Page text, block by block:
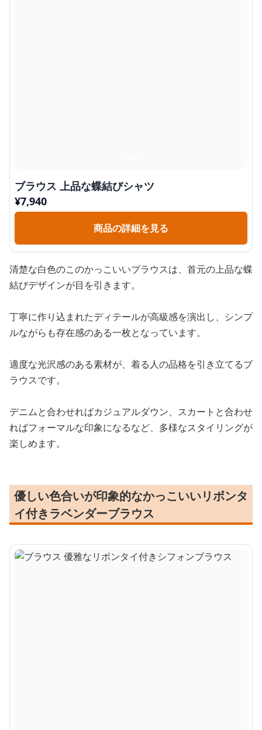
ブラウス 上品な蝶結びシャツ
¥7,940
商品の詳細を見る
清楚な白色のこのかっこいいブラウスは、首元の上品な蝶
結びデザインが目を引きます。
丁寧に作り込まれたディテールが高級感を演出し、シンプ
ルながらも存在感のある一枚となっています。
適度な光沢感のある素材が、着る人の品格を引き立てるブ
ラウスです。
デニムと合わせればカジュアルダウン、スカートと合わせ
ればフォーマルな印象になるなど、多様なスタイリングが
楽しめます。
優しい色合いが印象的なかっこいいリボンタ
イ付きラベンダーブラウス